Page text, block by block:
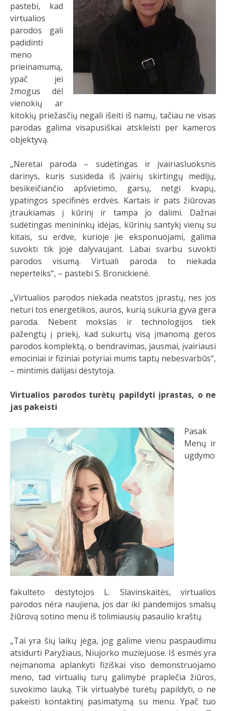
pastebi, kad
virtualios
parodos gali
padidinti
meno
prieinamumą,
ypač jei
žmogus dėl
vienokių ar
kitokių priežasčių negali išeiti iš namų, tačiau ne visas
parodas galima visapusiškai atskleisti per kameros
objektyvą.
„Neretai paroda – sudėtingas ir įvairiasluoksnis
darinys, kuris susideda iš įvairių skirtingų medijų,
besikeičiančio apšvietimo, garsų, netgi kvapų,
ypatingos specifinės erdvės. Kartais ir pats žiūrovas
įtraukiamas į kūrinį ir tampa jo dalimi. Dažnai
sudėtingas menininkų idėjas, kūrinių santykį vienų su
kitais, su erdve, kurioje jie eksponuojami, galima
suvokti tik joje dalyvaujant. Labai svarbu suvokti
parodos visumą. Virtuali paroda to niekada
neperteiks“, – pastebi S. Bronickienė.
„Virtualios parodos niekada neatstos įprastų, nes jos
neturi tos energetikos, auros, kurią sukuria gyva gera
paroda. Nebent mokslas ir technologijos tiek
pažengtų į priekį, kad sukurtų visą įmanomą geros
parodos komplektą, o bendravimas, jausmai, įvairiausi
emociniai ir fiziniai potyriai mums taptų nebesvarbūs“,
– mintimis dalijasi dėstytoja.
Virtualios parodos turėtų papildyti įprastas, o ne
jas pakeisti
Pasak
Menų ir
ugdymo
fakulteto dėstytojos L. Slavinskaitės, virtualios
parodos nėra naujiena, jos dar iki pandemijos smalsų
žiūrovą sotino menu iš tolimiausių pasaulio kraštų.
„Tai yra šių laikų jėga, jog galime vienu paspaudimu
atsidurti Paryžiaus, Niujorko muziejuose. Iš esmės yra
neįmanoma aplankyti fiziškai viso demonstruojamo
meno, tad virtualių turų galimybė praplečia žiūros,
suvokimo lauką. Tik virtualybė turėtų papildyti, o ne
pakeisti kontaktinį pasimatymą su menu. Ypač tuo